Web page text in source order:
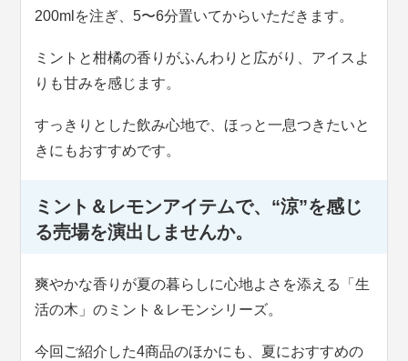
200mlを注ぎ、5〜6分置いてからいただきます。
ミントと柑橘の香りがふんわりと広がり、アイスよ
りも甘みを感じます。
すっきりとした飲み心地で、ほっと一息つきたいと
きにもおすすめです。
ミント＆レモンアイテムで、“涼”を感じ
る売場を演出しませんか。
爽やかな香りが夏の暮らしに心地よさを添える「生
活の木」のミント＆レモンシリーズ。
今回ご紹介した4商品のほかにも、夏におすすめの